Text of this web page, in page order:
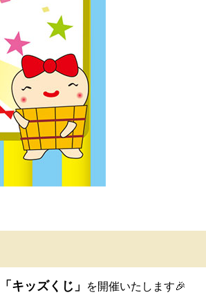
「キッズくじ」 を開催いたします🎉